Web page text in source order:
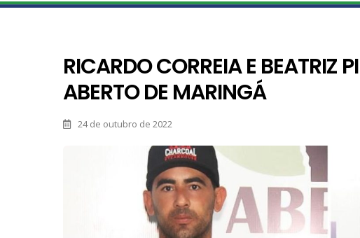
RICARDO CORREIA E BEATRIZ
ABERTO DE MARINGÁ
24 de outubro de 2022